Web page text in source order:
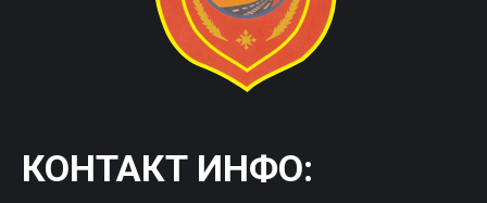
КОНТАКТ ИНФО: